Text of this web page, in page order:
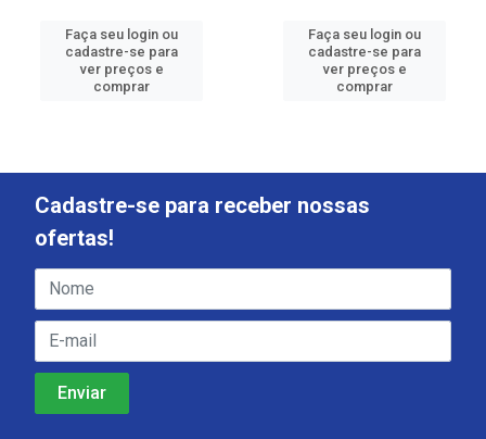
Faça seu login ou
cadastre-se para
ver preços e
comprar
Faça seu login ou
cadastre-se para
ver preços e
comprar
Cadastre-se para receber nossas
ofertas!